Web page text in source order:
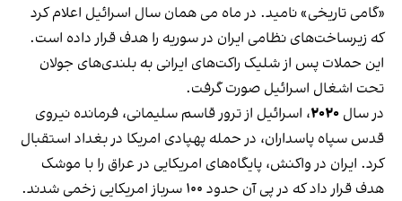
«گامی تاریخی» نامید. در ماه می همان سال اسرائیل اعلام کرد
که زیرساخت‌های نظامی ایران در سوریه را هدف قرار داده است.
این حملات پس از شلیک راکت‌های ایرانی به بلندی‌های جولان
تحت اشغال اسرائیل صورت گرفت.
در سال ۲۰۲۰، اسرائیل از ترور قاسم سلیمانی، فرمانده نیروی
قدس سپاه پاسداران، در حمله پهپادی امریکا در بغداد استقبال
کرد. ایران در واکنش، پایگاه‌های امریکایی در عراق را با موشک
هدف قرار داد که در پی آن حدود ۱۰۰ سرباز امریکایی زخمی شدند.